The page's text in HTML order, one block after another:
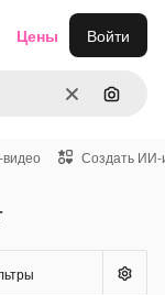
ОчиститьПоиск
Цены Войти
Создать ИИ-